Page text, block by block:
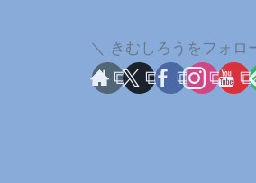
きむしろうをフォロ